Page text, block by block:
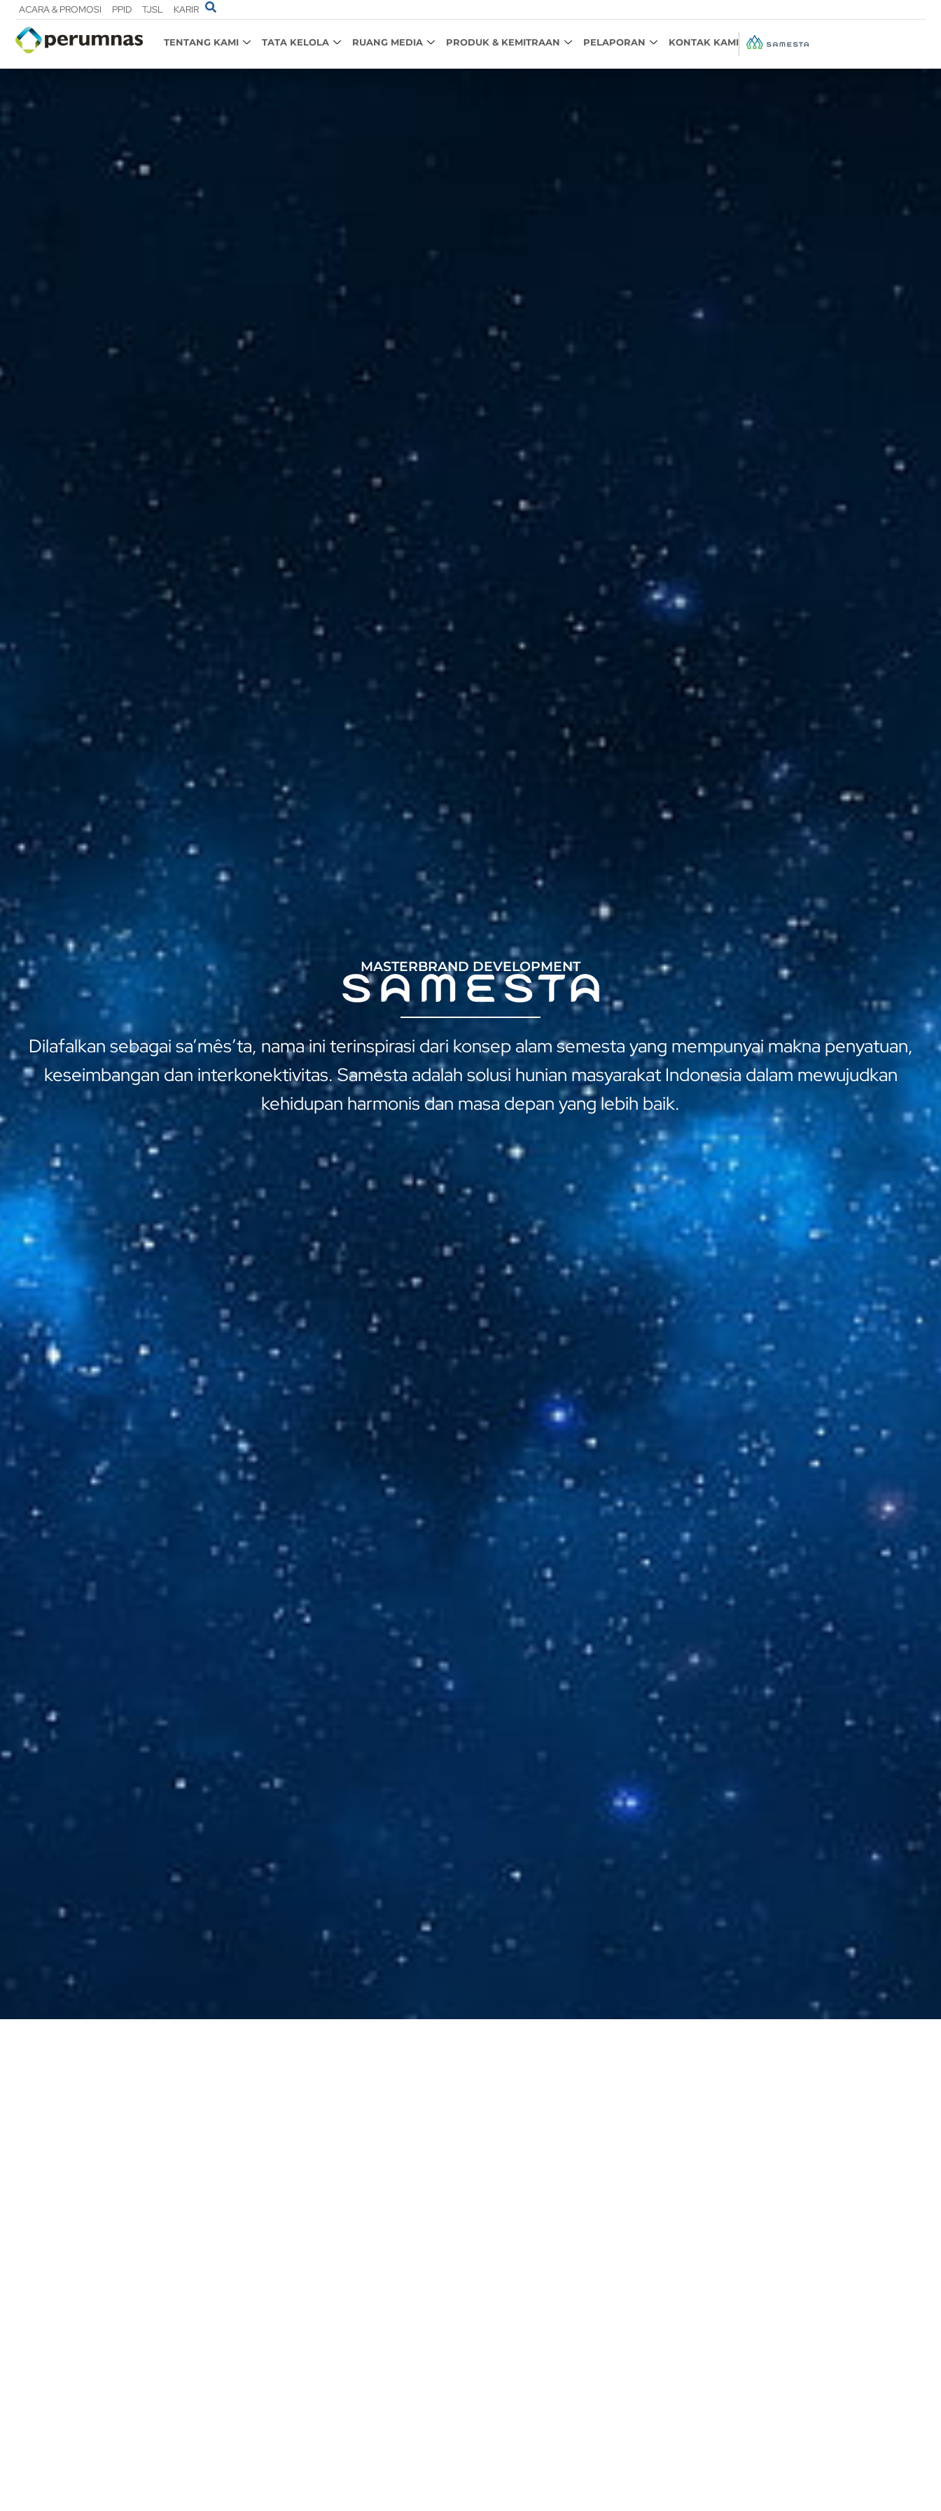
ACARA & PROMOSI PPID TJSL KARIR
TENTANG KAMI TATA KELOLA RUANG MEDIA PRODUK & KEMITRAAN PELAPORAN KONTAK KAMI
MASTERBRAND DEVELOPMENT
Dilafalkan sebagai sa’mês’ta, nama ini terinspirasi dari konsep alam semesta yang mempunyai makna penyatuan,
keseimbangan dan interkonektivitas. Samesta adalah solusi hunian masyarakat Indonesia dalam mewujudkan
kehidupan harmonis dan masa depan yang lebih baik.